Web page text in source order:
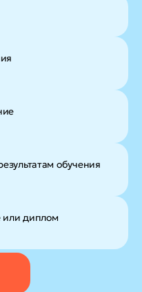
обучения
или диплом